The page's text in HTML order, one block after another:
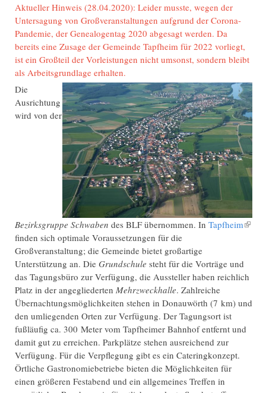
Aktueller Hinweis (28.04.2020): Leider musste, wegen der
Untersagung von Großveranstaltungen aufgrund der Corona-
Pandemie, der Genealogentag 2020 abgesagt werden. Da
bereits eine Zusage der Gemeinde Tapfheim für 2022 vorliegt,
ist ein Großteil der Vorleistungen nicht umsonst, sondern bleibt
als Arbeitsgrundlage erhalten.
Die
Ausrichtung
wird von der
Bezirksgruppe Schwaben des BLF übernommen. In Tapfheim(Link
finden sich optimale Voraussetzungen für die
Großveranstaltung; die Gemeinde bietet großartige
Unterstützung an. Die Grundschule steht für die Vorträge und
das Tagungsbüro zur Verfügung, die Aussteller haben reichlich
Platz in der angegliederten Mehrzweckhalle. Zahlreiche
Übernachtungsmöglichkeiten stehen in Donauwörth (7 km) und
den umliegenden Orten zur Verfügung. Der Tagungsort ist
fußläufig ca. 300 Meter vom Tapfheimer Bahnhof entfernt und
damit gut zu erreichen. Parkplätze stehen ausreichend zur
Verfügung. Für die Verpflegung gibt es ein Cateringkonzept.
Örtliche Gastronomiebetriebe bieten die Möglichkeiten für
einen größeren Festabend und ein allgemeines Treffen in